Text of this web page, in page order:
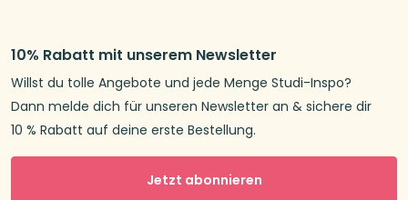
10% Rabatt mit unserem Newsletter
Willst du tolle Angebote und jede Menge Studi-Inspo?
Dann melde dich für unseren Newsletter an & sichere dir
10 % Rabatt auf deine erste Bestellung.
Jetzt abonnieren